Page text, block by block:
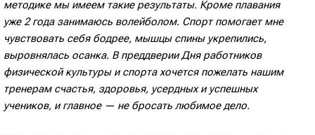
методике мы имеем такие результаты. Кроме плавания
уже 2 года занимаюсь волейболом. Спорт помогает мне
чувствовать себя бодрее, мышцы спины укрепились,
выровнялась осанка. В преддверии Дня работников
физической культуры и спорта хочется пожелать нашим
тренерам счастья, здоровья, усердных и успешных
учеников, и главное — не бросать любимое дело.